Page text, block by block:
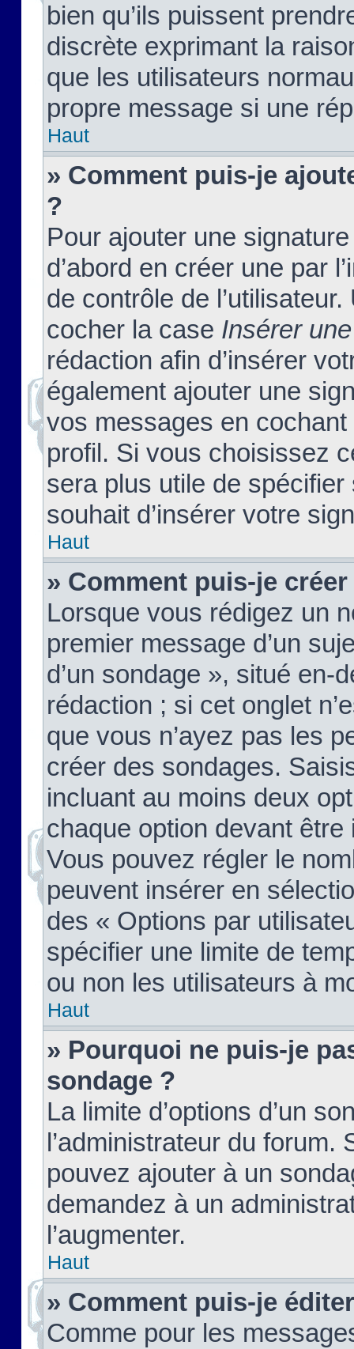
bien qu’ils puissent
discrète exprimant la
que les utilisateurs
propre message si une
Haut
» Comment puis-je
?
Pour ajouter une
d’abord en créer une par
de contrôle de
cocher la case Insérer
rédaction afin d’insérer
également ajouter une
vos messages en
profil. Si vous choisissez
sera plus utile de
souhait d’insérer votre
Haut
» Comment puis-je
Lorsque vous rédigez un
premier message d’un
d’un sondage », situé en-
rédaction ; si cet onglet
que vous n’ayez pas les
créer des sondages.
incluant au moins deux
chaque option devant
Vous pouvez régler le
peuvent insérer en
des « Options par
spécifier une limite de
ou non les utilisateurs à
Haut
» Pourquoi ne puis-je
sondage ?
La limite d’options d’un
l’administrateur du forum.
pouvez ajouter à un
demandez à un
l’augmenter.
Haut
» Comment puis-je
Comme pour les